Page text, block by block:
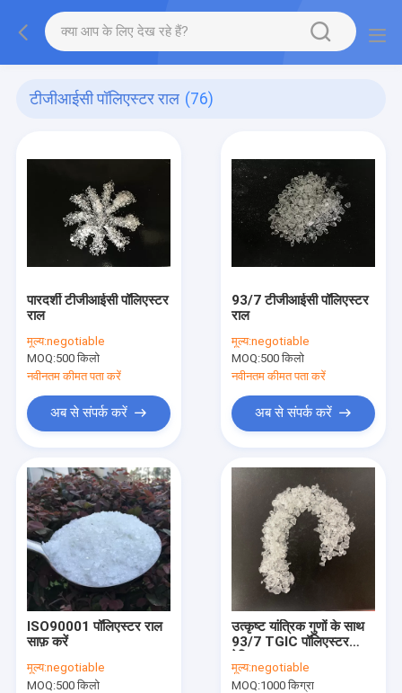
टीजीआईसी पॉलिएस्टर राल (76)
पारदर्शी टीजीआईसी पॉलिएस्टर
राल
मूल्य:negotiable
MOQ:500 किलो
नवीनतम कीमत पता करें
अब से संपर्क करें
93/7 टीजीआईसी पॉलिएस्टर
राल
मूल्य:negotiable
MOQ:500 किलो
नवीनतम कीमत पता करें
अब से संपर्क करें
ISO90001 पॉलिएस्टर राल
साफ़ करें
मूल्य:negotiable
MOQ:500 किलो
उत्कृष्ट यांत्रिक गुणों के साथ
93/7 TGIC पॉलिएस्टर
मूल्य:negotiable
MOQ:1000 किग्रा